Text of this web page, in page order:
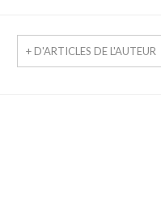
+ D'ARTICLES DE L'AUTEUR